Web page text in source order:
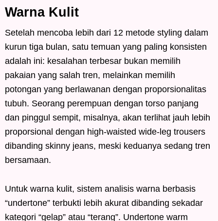
Warna Kulit
Setelah mencoba lebih dari 12 metode styling dalam
kurun tiga bulan, satu temuan yang paling konsisten
adalah ini: kesalahan terbesar bukan memilih
pakaian yang salah tren, melainkan memilih
potongan yang berlawanan dengan proporsionalitas
tubuh. Seorang perempuan dengan torso panjang
dan pinggul sempit, misalnya, akan terlihat jauh lebih
proporsional dengan high-waisted wide-leg trousers
dibanding skinny jeans, meski keduanya sedang tren
bersamaan.
Untuk warna kulit, sistem analisis warna berbasis
“undertone” terbukti lebih akurat dibanding sekadar
kategori “gelap” atau “terang”. Undertone warm